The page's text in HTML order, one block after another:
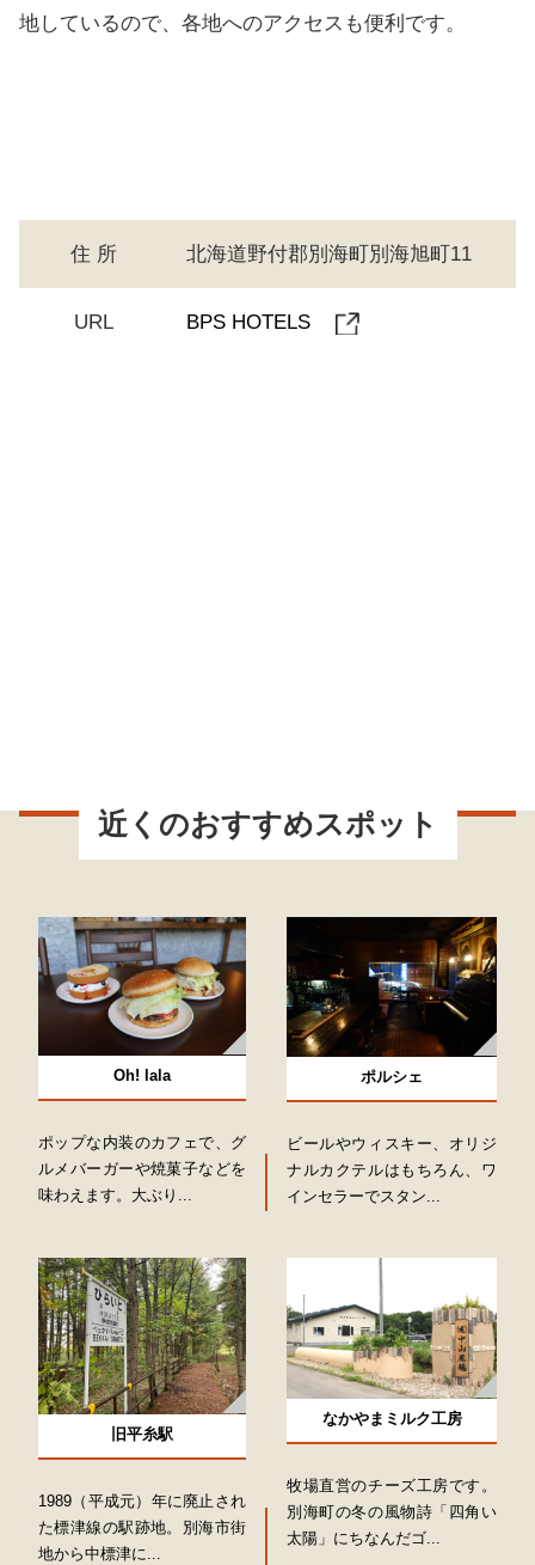
地しているので、各地へのアクセスも便利です。
住 所 北海道野付郡別海町別海旭町11
URL BPS HOTELS
近くのおすすめスポット
Oh! lala
ポップな内装のカフェで、グ
ルメバーガーや焼菓子などを
味わえます。大ぶり...
ポルシェ
ビールやウィスキー、オリジ
ナルカクテルはもちろん、ワ
インセラーでスタン...
旧平糸駅
1989（平成元）年に廃止され
た標津線の駅跡地。別海市街
地から中標津に...
なかやまミルク工房
牧場直営のチーズ工房です。
別海町の冬の風物詩「四角い
太陽」にちなんだゴ...